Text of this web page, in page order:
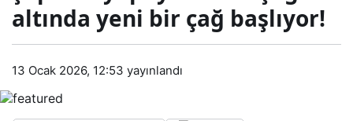
altında yeni bir çağ başlıyor!
13 Ocak 2026, 12:53 yayınlandı
fiyat
Küçük 100% Dev
0 PAYLAŞ